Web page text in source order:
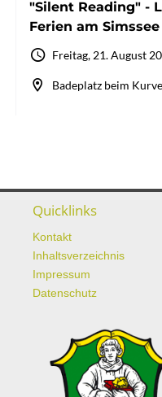
Quicklinks
Kontakt
Inhaltsverzeichnis
Impressum
Datenschutz